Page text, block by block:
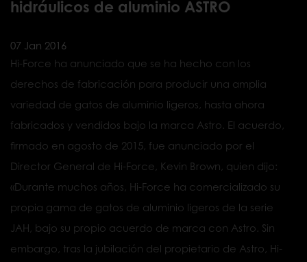
hidráulicos de aluminio ASTRO
Hi-Force ha anunciado que se ha hecho con los
derechos de fabricación para producir una amplia
variedad de gatos de aluminio ligeros, hasta ahora
fabricados y vendidos bajo la marca Astro. El acuerdo,
firmado en agosto de 2015, fue anunciado por el
Director General de Hi-Force, Kevin Brown, quien dijo:
«Durante muchos años, Hi-Force ha comercializado su
propia gama de gatos de aluminio ligeros de la serie
JAH, bajo su propio acuerdo de marca con Astro. Sin
embargo, tras la jubilación del propietario de Astro, Hi-